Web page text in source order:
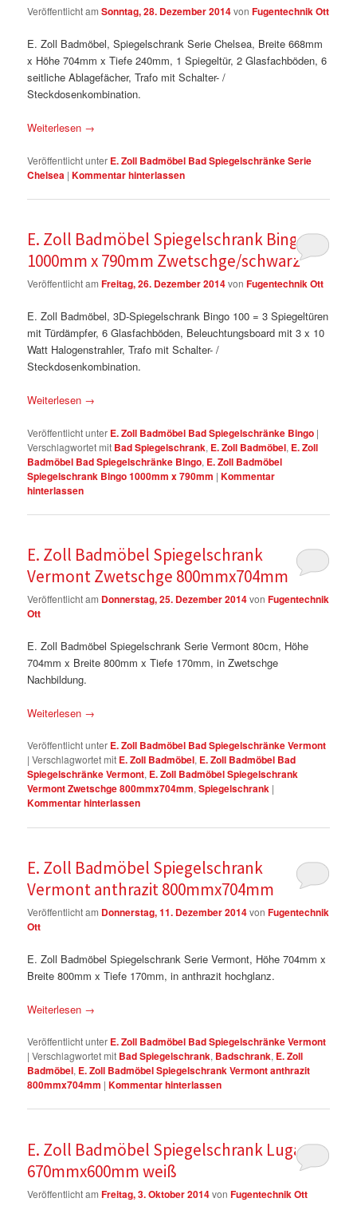
Veröffentlicht amSonntag, 28. Dezember 2014vonFugentechnik Ott
E. Zoll Badmöbel, Spiegelschrank Serie Chelsea, Breite 668mm
x Höhe 704mm x Tiefe 240mm, 1 Spiegeltür, 2 Glasfachböden, 6
seitliche Ablagefächer, Trafo mit Schalter- /
Steckdosenkombination.
Weiterlesen →
Veröffentlicht unter E. Zoll Badmöbel Bad Spiegelschränke Serie
Chelsea |Kommentar hinterlassen
E. Zoll Badmöbel Spiegelschrank Bingo
1000mm x 790mm Zwetschge/schwarz
Veröffentlicht amFreitag, 26. Dezember 2014vonFugentechnik Ott
E. Zoll Badmöbel, 3D-Spiegelschrank Bingo 100 = 3 Spiegeltüren
mit Türdämpfer, 6 Glasfachböden, Beleuchtungsboard mit 3 x 10
Watt Halogenstrahler, Trafo mit Schalter- /
Steckdosenkombination.
Weiterlesen →
Veröffentlicht unter E. Zoll Badmöbel Bad Spiegelschränke Bingo |
Verschlagwortet mit Bad Spiegelschrank, E. Zoll Badmöbel, E. Zoll
Badmöbel Bad Spiegelschränke Bingo, E. Zoll Badmöbel
Spiegelschrank Bingo 1000mm x 790mm |Kommentar
hinterlassen
E. Zoll Badmöbel Spiegelschrank
Vermont Zwetschge 800mmx704mm
Veröffentlicht am Donnerstag, 25. Dezember 2014vonFugentechnik
Ott
E. Zoll Badmöbel Spiegelschrank Serie Vermont 80cm, Höhe
704mm x Breite 800mm x Tiefe 170mm, in Zwetschge
Nachbildung.
Weiterlesen →
Veröffentlicht unter E. Zoll Badmöbel Bad Spiegelschränke Vermont
|Verschlagwortet mit E. Zoll Badmöbel, E. Zoll Badmöbel Bad
Spiegelschränke Vermont, E. Zoll Badmöbel Spiegelschrank
Vermont Zwetschge 800mmx704mm,Spiegelschrank |
Kommentar hinterlassen
E. Zoll Badmöbel Spiegelschrank
Vermont anthrazit 800mmx704mm
Veröffentlicht am Donnerstag, 11. Dezember 2014vonFugentechnik
Ott
E. Zoll Badmöbel Spiegelschrank Serie Vermont, Höhe 704mm x
Breite 800mm x Tiefe 170mm, in anthrazit hochglanz.
Weiterlesen →
Veröffentlicht unter E. Zoll Badmöbel Bad Spiegelschränke Vermont
|Verschlagwortet mit Bad Spiegelschrank, Badschrank, E. Zoll
Badmöbel, E. Zoll Badmöbel Spiegelschrank Vermont anthrazit
800mmx704mm |Kommentar hinterlassen
E. Zoll Badmöbel Spiegelschrank Lugano
670mmx600mm weiß
Veröffentlicht amFreitag, 3. Oktober 2014vonFugentechnik Ott